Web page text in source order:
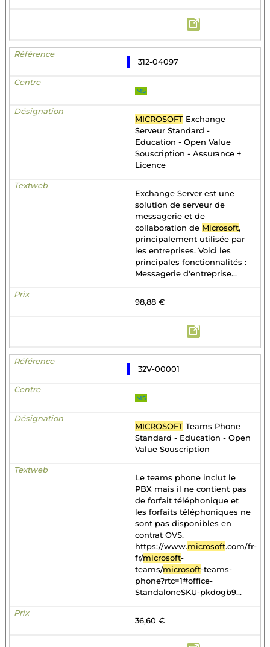
312-04097
MS
MICROSOFT Exchange
Serveur Standard -
Education - Open Value
Souscription - Assurance +
Licence
Exchange Server est une
solution de serveur de
messagerie et de
collaboration de Microsoft,
principalement utilisée par
les entreprises. Voici les
principales fonctionnalités :
Messagerie d'entreprise...
98,88 €
32V-00001
MS
MICROSOFT Teams Phone
Standard - Education - Open
Value Souscription
Le teams phone inclut le
PBX mais il ne contient pas
de forfait téléphonique et
les forfaits téléphoniques ne
sont pas disponibles en
contrat OVS.
https://www.microsoft.com/fr-
fr/microsoft-
teams/microsoft-teams-
phone?rtc=1#office-
StandaloneSKU-pkdogb9...
36,60 €